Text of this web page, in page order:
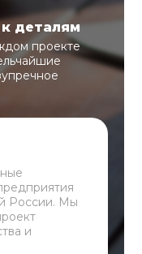
деталям
проекте
России. Мы
и